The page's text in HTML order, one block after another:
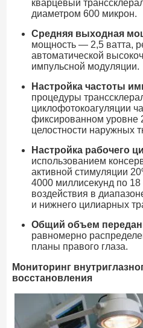
кварцевый
диаметром 600 микрон.
Средняя выходная
мощность — 2,5 ватта,
автоматической
импульсной модуляции.
Настройка частоты
процедуры
циклофотокоагуляции
фиксированном уровне
целостности наружных
Настройка рабочего
использованием
активной стимуляции
4000 миллисекунд по
воздействия в
и нижнего цилиарных
Общий объем
равномерно
планы правого глаза.
Мониторинг
восстановления